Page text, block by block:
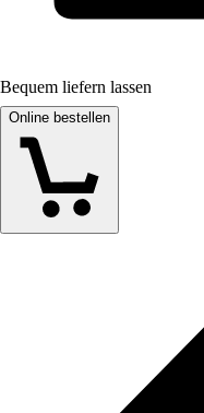
Bequem liefern lassen
Online bestellen